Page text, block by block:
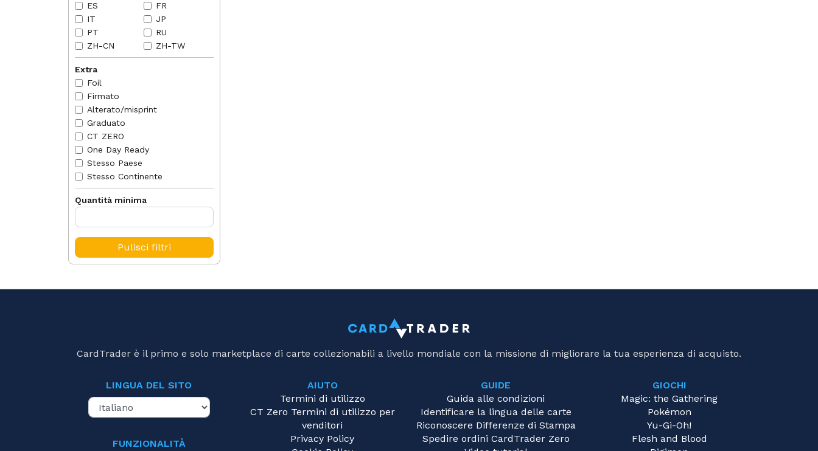
ES
FR
IT
JP
PT
RU
ZH-CN
ZH-TW
Extra
Foil
Firmato
Alterato/misprint
Graduato
CT ZERO
One Day Ready
Stesso Paese
Stesso Continente
Quantità minima
Pulisci filtri
CardTrader è il primo e solo marketplace di carte collezionabili a livello mondiale con la missione di migliorare la tua esperienza di acquisto.
LINGUA DEL SITO
FUNZIONALITÀ
AIUTO
Termini di utilizzo
CT Zero Termini di utilizzo per
venditori
Privacy Policy
GUIDE
Guida alle condizioni
Identificare la lingua delle carte
Riconoscere Differenze di Stampa
Spedire ordini CardTrader Zero
GIOCHI
Magic: the Gathering
Pokémon
Yu-Gi-Oh!
Flesh and Blood